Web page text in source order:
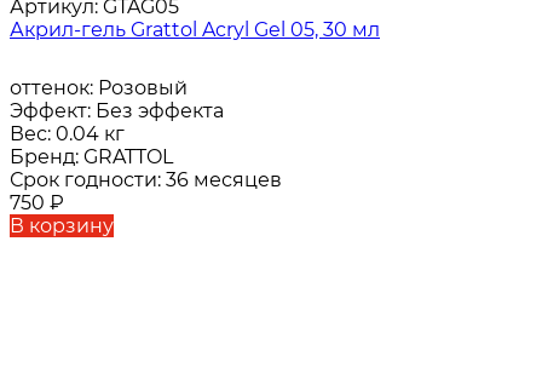
Артикул: GTAG05
Акрил-гель Grattol Acryl Gel 05, 30 мл
оттенок: Розовый
Эффект: Без эффекта
Вес: 0.04 кг
Бренд: GRATTOL
Срок годности: 36 месяцев
750 ₽
В корзину